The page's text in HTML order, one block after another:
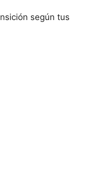
según tus